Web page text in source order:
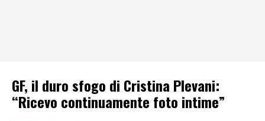
GF, il duro sfogo di Cristina Plevani:
“Ricevo continuamente foto intime”